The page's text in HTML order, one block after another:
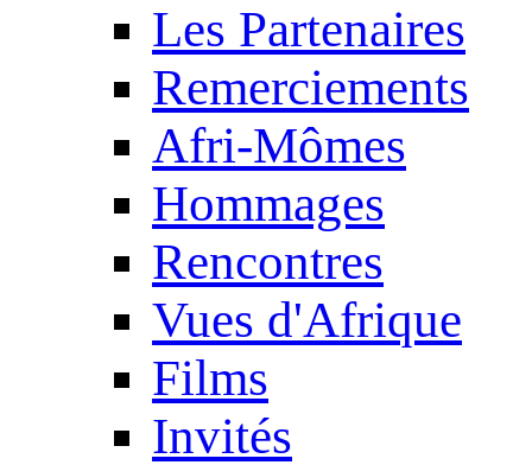
Les Partenaires
Remerciements
Afri-Mômes
Hommages
Rencontres
Vues d'Afrique
Films
Invités